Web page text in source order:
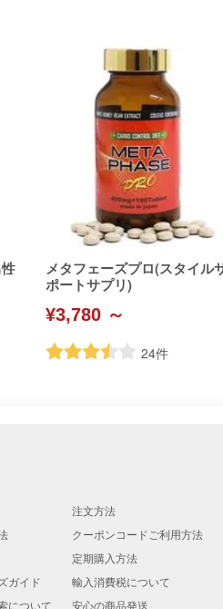
メタフェーズプロ(スタイル
ポートサプリ)
¥3,780 ～
24件
注文方法
クーポンコードご利用方法
定期購入方法
ガイド
輸入消費税について
について
安心の商品発送